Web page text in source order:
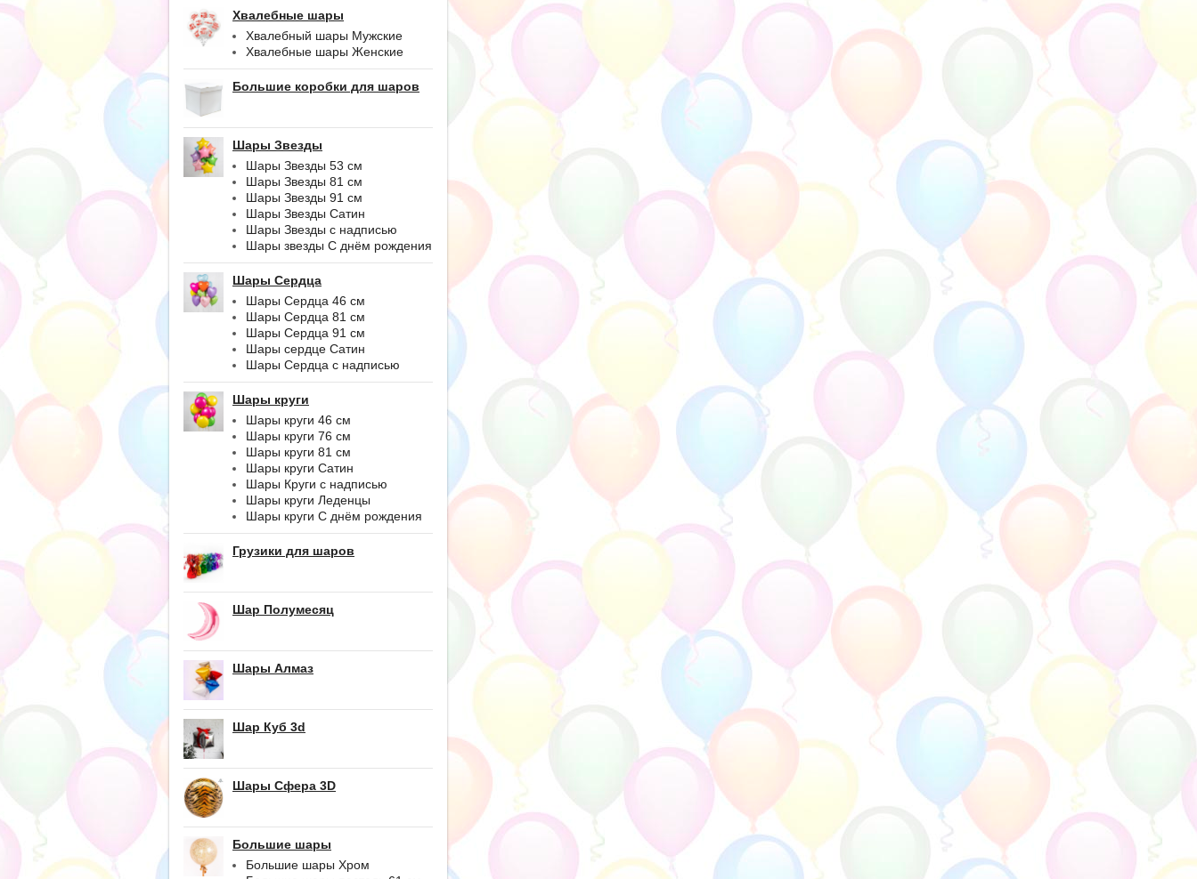
Хвалебные шары
Хвалебный шары Мужские
Хвалебные шары Женские
Большие коробки для шаров
Шары Звезды
Шары Звезды 53 см
Шары Звезды 81 см
Шары Звезды 91 см
Шары Звезды Сатин
Шары Звезды с надписью
Шары звезды С днём рождения
Шары Сердца
Шары Сердца 46 см
Шары Сердца 81 см
Шары Сердца 91 см
Шары сердце Сатин
Шары Сердца с надписью
Шары круги
Шары круги 46 см
Шары круги 76 см
Шары круги 81 см
Шары круги Сатин
Шары Круги с надписью
Шары круги Леденцы
Шары круги С днём рождения
Грузики для шаров
Шар Полумесяц
Шары Алмаз
Шар Куб 3d
Шары Сфера 3D
Большие шары
Большие шары Хром